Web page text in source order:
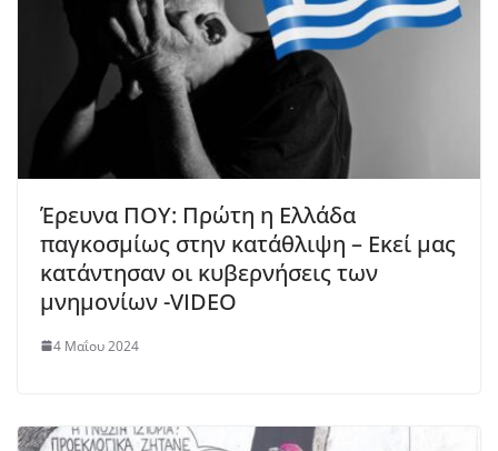
Έρευνα ΠΟΥ: Πρώτη η Ελλάδα
παγκοσμίως στην κατάθλιψη – Εκεί μας
κατάντησαν οι κυβερνήσεις των
μνημονίων -VIDEO
4 Μαΐου 2024